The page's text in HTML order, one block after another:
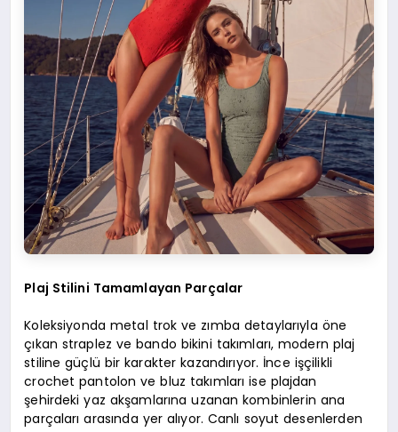
Plaj Stilini Tamamlayan Parçalar
Koleksiyonda metal trok ve zımba detaylarıyla öne
çıkan straplez ve bando bikini takımları, modern plaj
stiline güçlü bir karakter kazandırıyor. İnce işçilikli
crochet pantolon ve bluz takımları ise plajdan
şehirdeki yaz akşamlarına uzanan kombinlerin ana
parçaları arasında yer alıyor. Canlı soyut desenlerden